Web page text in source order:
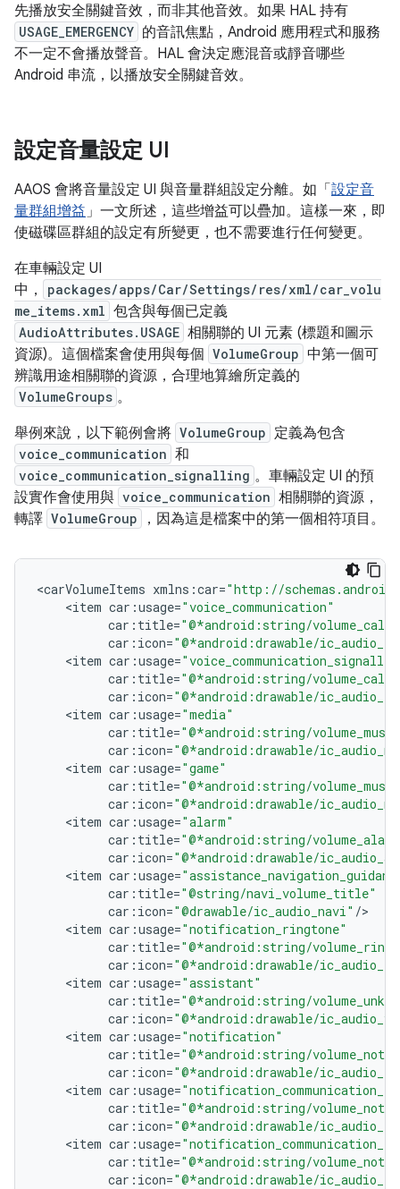
先播放安全關鍵音效，而非其他音效。如果 HAL 持有
USAGE_EMERGENCY 的音訊焦點，Android 應用程式和服務
不一定不會播放聲音。HAL 會決定應混音或靜音哪些
Android 串流，以播放安全關鍵音效。
設定音量設定 UI
AAOS 會將音量設定 UI 與音量群組設定分離。如「設定音
量群組增益 」一文所述，這些增益可以疊加。這樣一來，即
使磁碟區群組的設定有所變更，也不需要進行任何變更。
在車輛設定 UI
中，
packages/apps/Car/Settings/res/xml/car_volu
me_items.xml 包含與每個已定義
AudioAttributes.USAGE 相關聯的 UI 元素 (標題和圖示
資源)。這個檔案會使用與每個 VolumeGroup 中第一個可
辨識用途相關聯的資源，合理地算繪所定義的
VolumeGroups 。
舉例來說，以下範例會將 VolumeGroup 定義為包含
voice_communication 和
voice_communication_signalling 。車輛設定 UI 的預
設實作會使用與 voice_communication 相關聯的資源，
轉譯 VolumeGroup ，因為這是檔案中的第一個相符項目。
<carVolumeItems xmlns :car="http://
<item car :usage="voice_communication"
car : title="@*android:string/volume_call"
car : icon="@*android:drawable/
<item car :usage=
car : title="@*android:string/volume_call"
car : icon="@*android:drawable/
<item car :usage="media"
car : title="@*android:string/
car : icon="@*android:drawable/
<item car :usage="game"
car : title="@*android:string/
car : icon="@*android:drawable/
<item car :usage="alarm"
car : title="@*android:string/
car : icon="@*android:drawable/
<item car :usage=
car : title="@string/navi_volume_title"
car : icon="@drawable/ic_audio_navi" /
<item car :usage="notification_ringtone"
car : title="@*android:string/
car : icon="@*android:drawable/
<item car :usage="assistant"
car : title="@*android:string/
car : icon="@*android:drawable/
<item car :usage="notification"
car : title="@*android:string/
car : icon="@*android:drawable/
<item car :usage=
car : title="@*android:string/
car : icon="@*android:drawable/
<item car :usage=
car : title="@*android:string/
car : icon="@*android:drawable/